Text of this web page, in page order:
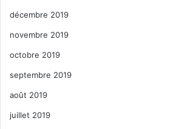
décembre 2019
novembre 2019
octobre 2019
septembre 2019
août 2019
juillet 2019